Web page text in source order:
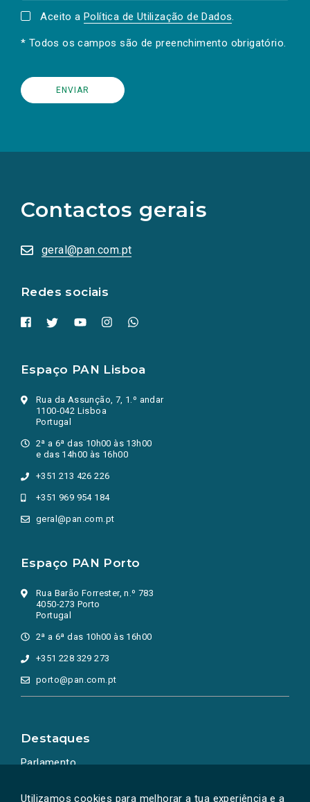
Utilizamos cookies para melhorar a tua experiência e a
Aceito a Política de Utilização de Dados.
* Todos os campos são de preenchimento obrigatório.
Contactos gerais
geral@pan.com.pt
Redes sociais
redes
sociais
numa
nova
Espaço PAN Lisboa
Rua da Assunção, 7, 1.º andar
1100-042 Lisboa
Portugal
2ª a 6ª das 10h00 às 13h00
e das 14h00 às 16h00
+351 213 426 226
+351 969 954 184
geral@pan.com.pt
Espaço PAN Porto
Rua Barão Forrester, n.º 783
4050-273 Porto
Portugal
2ª a 6ª das 10h00 às 16h00
+351 228 329 273
porto@pan.com.pt
Destaques
Parlamento